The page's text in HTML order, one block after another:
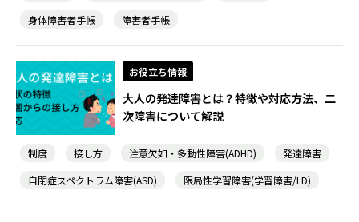
身体障害者手帳
障害者手帳
お役立ち情報
大人の発達障害とは？特徴や対応方法、二
次障害について解説
制度 接し方 注意欠如・多動性障害(ADHD)
発達障害
自閉症スペクトラム障害(ASD)
限局性学習障害(学習障害/LD)